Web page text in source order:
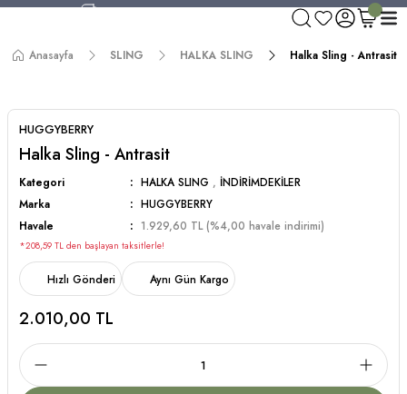
750 TL ve Üzeri Alışverişlerde Kargo Bedava!
Worldwide Shipping!
Anasayfa SLING HALKA SLING Halka Sling - Antrasit
HUGGYBERRY
Halka Sling - Antrasit
Kategori HALKA SLING , İNDİRİMDEKİLER
Marka
HUGGYBERRY
Havale
1.929,60 TL (%4,00 havale indirimi)
*208,59 TL den başlayan taksitlerle!
Hızlı Gönderi Aynı Gün Kargo
2.010,00 TL